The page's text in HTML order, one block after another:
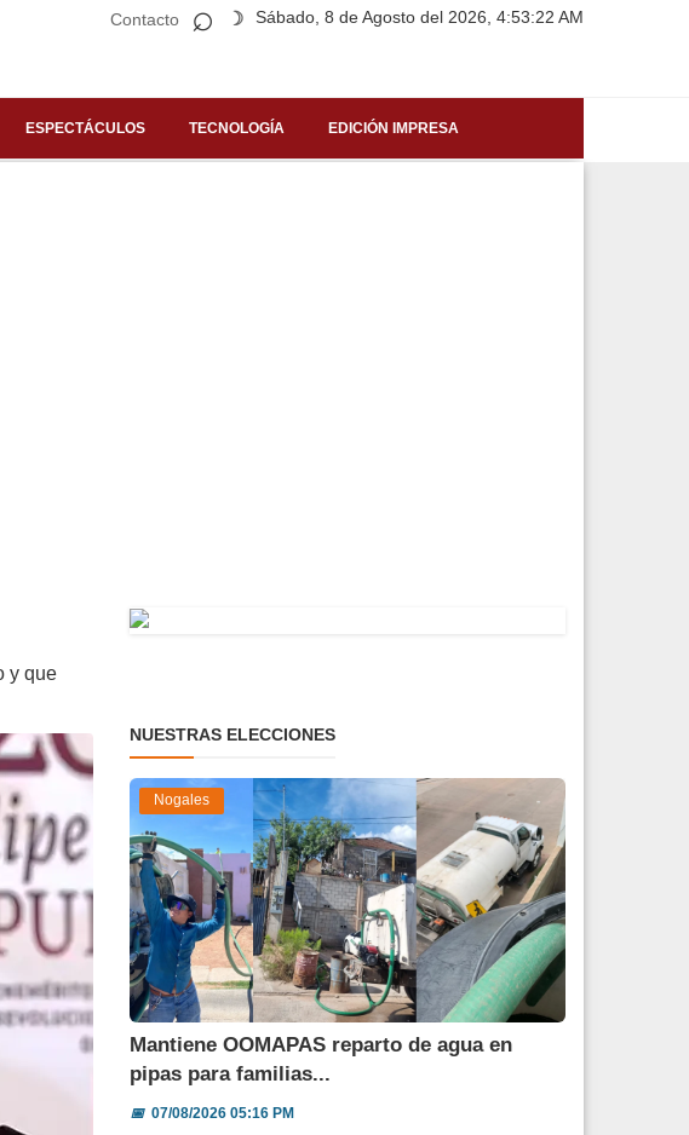
Contacto Sábado, 8 de Agosto del 2026, 4:53:22 AM
⌕ ☽
ESPECTÁCULOS TECNOLOGÍA EDICIÓN IMPRESA
y que
NUESTRAS ELECCIONES
Nogales
Mantiene OOMAPAS reparto de agua en
pipas para familias...
📅07/08/2026 05:16 PM